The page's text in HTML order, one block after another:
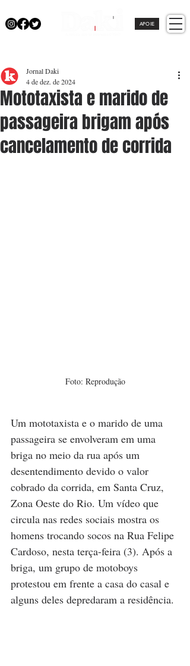
APOIE
Mototaxista e marido de
passageira brigam após
cancelamento de corrida
Jornal Daki
4 de dez. de 2024
Foto: Reprodução
Um mototaxista e o marido de uma
passageira se envolveram em uma
briga no meio da rua após um
desentendimento devido o valor
cobrado da corrida, em Santa Cruz,
Zona Oeste do Rio. Um vídeo que
circula nas redes sociais mostra os
homens trocando socos na Rua Felipe
Cardoso, nesta terça-feira (3). Após a
briga, um grupo de motoboys
protestou em frente a casa do casal e
alguns deles depredaram a residência.